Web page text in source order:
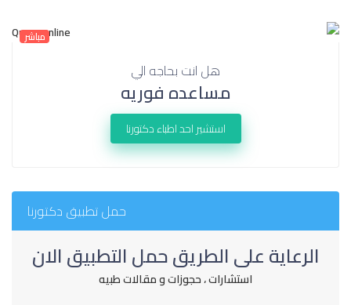
مباشر
هل انت بحاجه الي
مساعده فوريه
استشير احد اطباء دكتورنا
حمل تطبيق دكتورنا
الرعاية على الطريق حمل التطبيق الان
استشارات ، حجوزات و مقالات طبيه